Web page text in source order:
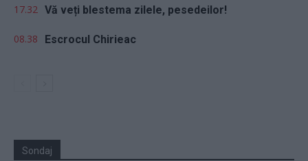
17.32 Vă veți blestema zilele, pesedeilor!
08.38 Escrocul Chirieac
Sondaj